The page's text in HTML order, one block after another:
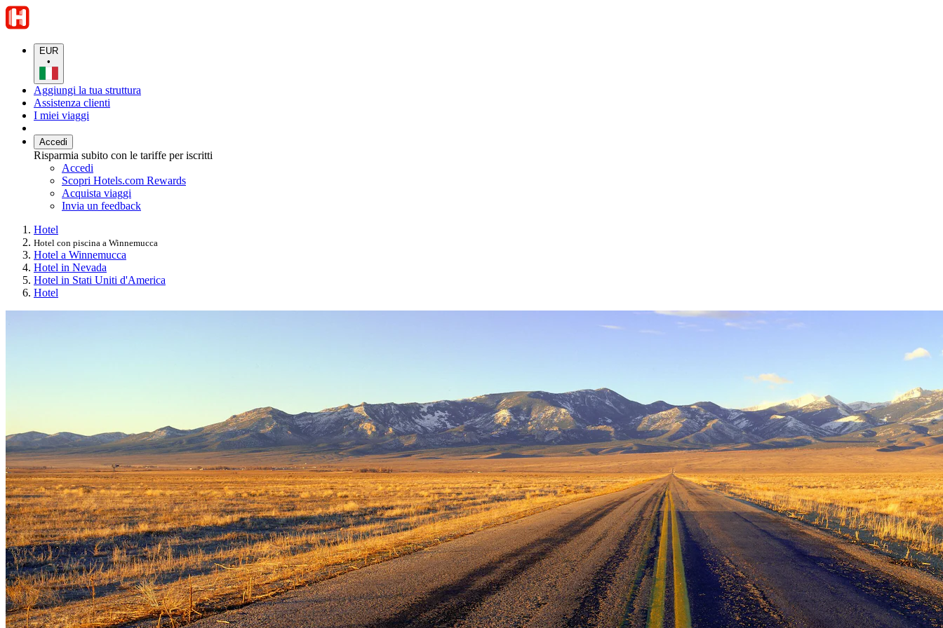
EUR
•
Aggiungi la tua struttura
Assistenza clienti
I miei viaggi
Accedi
Risparmia subito con le tariffe per iscritti
Accedi
Scopri Hotels.com Rewards
Acquista viaggi
Invia un feedback
Hotel
Hotel con piscina a Winnemucca
Hotel a Winnemucca
Hotel in Nevada
Hotel in Stati Uniti d'America
Hotel